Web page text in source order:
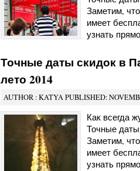
Заметим,
имеет
узнать
Точные даты скидок в
лето 2014
AUTHOR : KATYA PUBLISHED:
Как всегда
Точные
Заметим,
имеет
узнать